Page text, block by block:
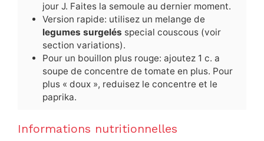
jour J. Faites la semoule au dernier moment.
Version rapide: utilisez un melange de
legumes surgelés special couscous (voir
section variations).
Pour un bouillon plus rouge: ajoutez 1 c. a
soupe de concentre de tomate en plus. Pour
plus « doux », reduisez le concentre et le
paprika.
Informations nutritionnelles